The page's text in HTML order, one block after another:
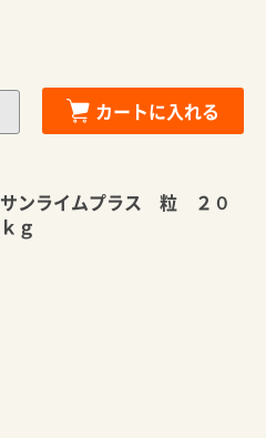
カートに入れる
サンライムプラス 粒 ２０
ｋｇ